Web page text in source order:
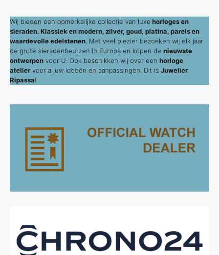
Wij bieden een opmerkelijke collectie van luxe horloges en
sieraden. Klassiek en modern, zilver, goud, platina, parels en
waardevolle edelstenen . Met veel plezier bezoeken wij elk jaar
de grote sieradenbeurzen in Europa en kopen de nieuwste
ontwerpen voor U. Ook beschikken wij over een horloge
atelier voor al uw ideeën en aanpassingen. Dit is Juwelier
Ripassa!